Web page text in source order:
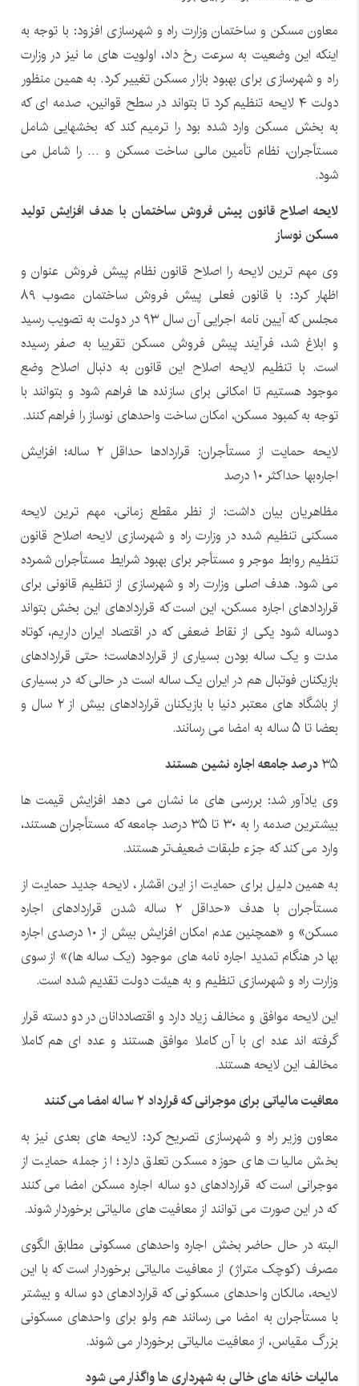
معاون مسکن و ساختمان وزارت راه و شهرسازی افزود: با توجه به
اینکه این وضعیت به سرعت رخ داد، اولویت های ما نیز در وزارت
راه و شهرسازی برای بهبود بازار مسکن تغییر کرد. به همین منظور
دولت ۴ لایحه تنظیم کرد تا بتواند در سطح قوانین، صدمه ای که
به بخش مسکن وارد شده بود را ترمیم کند که بخشهایی شامل
مستأجران، نظام تأمین مالی ساخت مسکن و … را شامل می
شود.
لایحه اصلاح قانون پیش فروش ساختمان با هدف افزایش تولید
مسکن نوساز
وی مهم ترین لایحه را اصلاح قانون نظام پیش فروش عنوان و
اظهار کرد: با قانون فعلی پیش فروش ساختمان مصوب ۸۹
مجلس که آیین نامه اجرایی آن سال ۹۳ در دولت به تصویب رسید
و ابلاغ شد، فرآیند پیش فروش مسکن تقریبا به صفر رسیده
است. با تنظیم لایحه اصلاح این قانون به دنبال اصلاح وضع
موجود هستیم تا امکانی برای سازنده ها فراهم شود و بتوانند با
توجه به کمبود مسکن، امکان ساخت واحدهای نوساز را فراهم کنند.
لایحه حمایت از مستأجران: قراردادها حداقل ۲ ساله؛ افزایش
اجاره‌بها حداکثر ۱۰ درصد
مظاهریان بیان داشت: از نظر مقطع زمانی، مهم ترین لایحه
مسکنی تنظیم شده در وزارت راه و شهرسازی لایحه اصلاح قانون
تنظیم روابط موجر و مستأجر برای بهبود شرایط مستأجران شمرده
می شود. هدف اصلی وزارت راه و شهرسازی از تنظیم قانونی برای
قراردادهای اجاره مسکن، این است که قراردادهای این بخش بتواند
دوساله شود یکی از نقاط ضعفی که در اقتصاد ایران داریم، کوتاه
مدت و یک ساله بودن بسیاری از قراردادهاست؛ حتی قراردادهای
بازیکنان فوتبال هم در ایران یک ساله است در حالی که در بسیاری
از باشگاه های معتبر دنیا با بازیکنان قراردادهای بیش از ۲ سال و
بعضا تا ۵ ساله به امضا می رسانند.
۳۵درصد جامعه اجاره نشین هستند
وی یادآور شد: بررسی های ما نشان می دهد افزایش قیمت ها
بیشترین صدمه را به ۳۰ تا ۳۵ درصد جامعه که مستأجران هستند،
وارد می کند که جزء طبقات ضعیف‌تر هستند.
به همین دلیل برای حمایت از این اقشار، لایحه جدید حمایت از
مستأجران با هدف «حداقل ۲ ساله شدن قراردادهای اجاره
مسکن» و «همچنین عدم امکان افزایش بیش از ۱۰ درصدی اجاره
بها در هنگام تمدید اجاره نامه های موجود (یک ساله ها)» از سوی
وزارت راه و شهرسازی تنظیم و به هیئت دولت تقدیم شده است.
این لایحه موافق و مخالف زیاد دارد و اقتصاددانان در دو دسته قرار
گرفته اند عده ای با آن کاملا موافق هستند و عده ای هم کاملا
مخالف این لایحه هستند.
معافیت مالیاتی برای موجرانی که قرارداد ۲ ساله امضا می کنند
معاون وزیر راه و شهرسازی تصریح کرد: لایحه های بعدی نیز به
بخش مالیات های حوزه مسکن تعلق دارد؛ از جمله حمایت از
موجرانی است که قراردادهای دو ساله اجاره مسکن امضا می کنند
که در این صورت می توانند از معافیت های مالیاتی برخوردار شوند.
البته در حال حاضر بخش اجاره واحدهای مسکونی مطابق الگوی
مصرف (کوچک متراژ) از معافیت مالیاتی برخوردار است که با این
لایحه، مالکان واحدهای مسکونی که قراردادهای دو ساله و بیشتر
با مستأجران به امضا می رسانند هم ولو برای واحدهای مسکونی
بزرگ مقیاس، از معافیت مالیاتی برخوردار می شوند.
مالیات خانه های خالی به شهرداری ها واگذار می شود